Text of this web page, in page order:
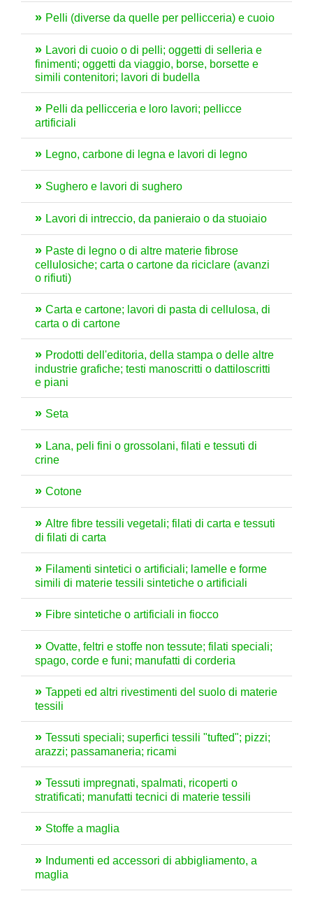
Pelli (diverse da quelle per pellicceria) e cuoio
Lavori di cuoio o di pelli; oggetti di selleria e
finimenti; oggetti da viaggio, borse, borsette e
simili contenitori; lavori di budella
Pelli da pellicceria e loro lavori; pellicce
artificiali
Legno, carbone di legna e lavori di legno
Sughero e lavori di sughero
Lavori di intreccio, da panieraio o da stuoiaio
Paste di legno o di altre materie fibrose
cellulosiche; carta o cartone da riciclare (avanzi
o rifiuti)
Carta e cartone; lavori di pasta di cellulosa, di
carta o di cartone
Prodotti dell'editoria, della stampa o delle altre
industrie grafiche; testi manoscritti o dattiloscritti
e piani
Seta
Lana, peli fini o grossolani, filati e tessuti di
crine
Cotone
Altre fibre tessili vegetali; filati di carta e tessuti
di filati di carta
Filamenti sintetici o artificiali; lamelle e forme
simili di materie tessili sintetiche o artificiali
Fibre sintetiche o artificiali in fiocco
Ovatte, feltri e stoffe non tessute; filati speciali;
spago, corde e funi; manufatti di corderia
Tappeti ed altri rivestimenti del suolo di materie
tessili
Tessuti speciali; superfici tessili "tufted"; pizzi;
arazzi; passamaneria; ricami
Tessuti impregnati, spalmati, ricoperti o
stratificati; manufatti tecnici di materie tessili
Stoffe a maglia
Indumenti ed accessori di abbigliamento, a
maglia